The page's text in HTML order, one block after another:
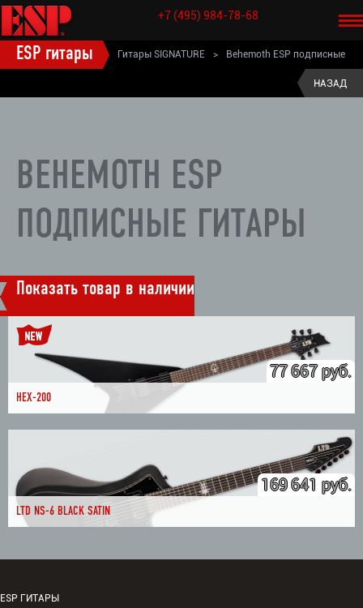
+7 (495) 984-78-68
ESP гитары Гитары SIGNATURE > Behemoth ESP подписные
НАЗАД
BEHEMOTH ESP
ПОДПИСНЫЕ ГИТАРЫ
Показать товар в наличии
77 667 руб.
HEX-200
169 641 руб.
LTD NS-6 BLACK SATIN
ESP ГИТАРЫ